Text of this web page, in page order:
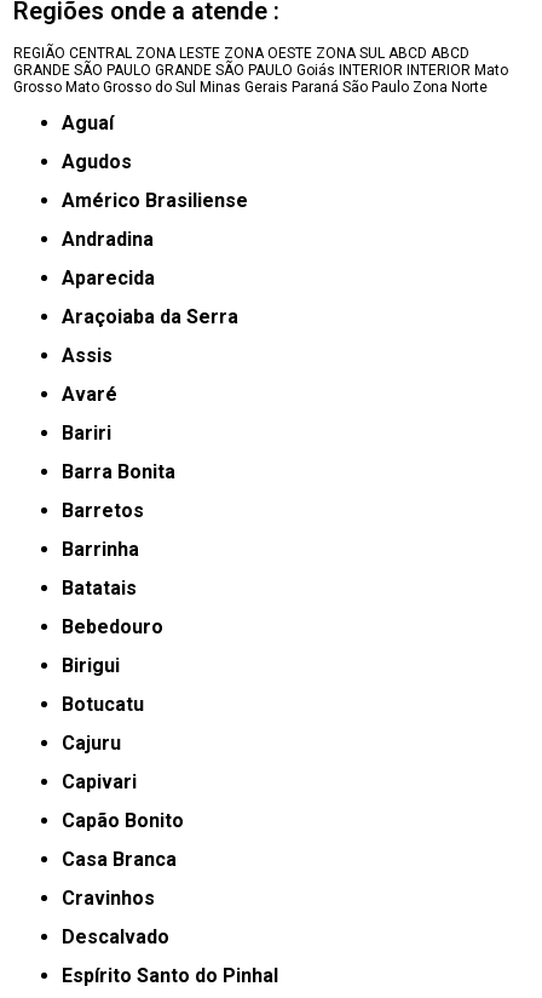
Regiões onde a atende :
REGIÃO CENTRAL ZONA LESTE ZONA OESTE ZONA SUL ABCD ABCD
GRANDE SÃO PAULO GRANDE SÃO PAULO Goiás INTERIOR INTERIOR Mato
Grosso Mato Grosso do Sul Minas Gerais Paraná São Paulo Zona Norte
Aguaí
Agudos
Américo Brasiliense
Andradina
Aparecida
Araçoiaba da Serra
Assis
Avaré
Bariri
Barra Bonita
Barretos
Barrinha
Batatais
Bebedouro
Birigui
Botucatu
Cajuru
Capivari
Capão Bonito
Casa Branca
Cravinhos
Descalvado
Espírito Santo do Pinhal